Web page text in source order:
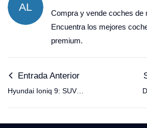
AL
Compra y vende coches de
Encuentra los mejores
premium.
Entrada Anterior
Hyundai Ioniq 9: SUV